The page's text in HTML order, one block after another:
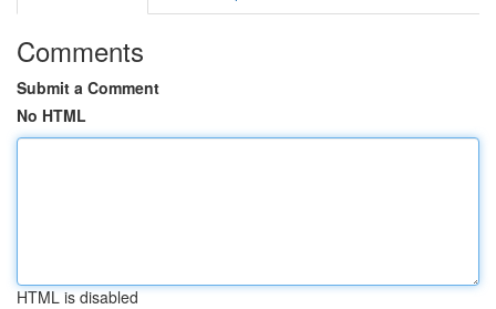
Comments
Submit a Comment
No HTML
HTML is disabled